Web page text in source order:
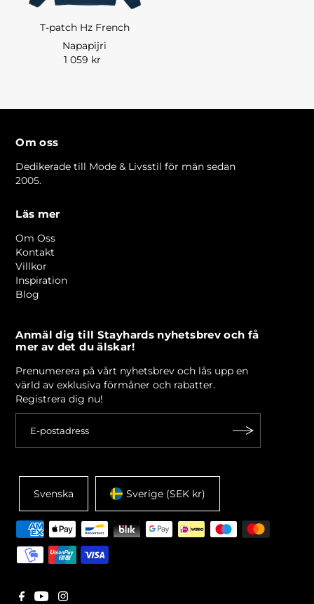
T-patch Hz French
Napapijri
1 059 kr
Om oss
Dedikerade till Mode & Livsstil för män sedan
2005.
Läs mer
Om Oss
Kontakt
Villkor
Inspiration
Blog
Anmäl dig till Stayhards nyhetsbrev och få
mer av det du älskar!
Prenumerera på vårt nyhetsbrev och lås upp en
värld av exklusiva förmåner och rabatter.
Registrera dig nu!
Svenska Sverige (SEK kr)